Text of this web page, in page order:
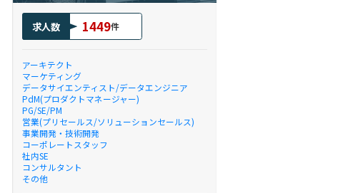
求人数 1449件
アーキテクト
マーケティング
データサイエンティスト/データエンジニア
PdM(プロダクトマネージャー)
PG/SE/PM
営業(プリセールス/ソリューションセールス)
事業開発・技術開発
コーポレートスタッフ
社内SE
コンサルタント
その他